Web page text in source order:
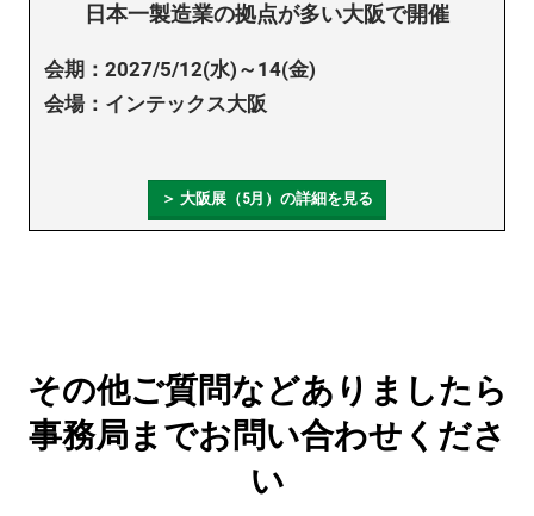
日本一製造業の拠点が多い大阪で開催
会期：2027/5/12(水)～14(金)
会場：インテックス大阪
＞ 大阪展（5月）の詳細を見る
その他ご質問などありましたら
事務局までお問い合わせくださ
い